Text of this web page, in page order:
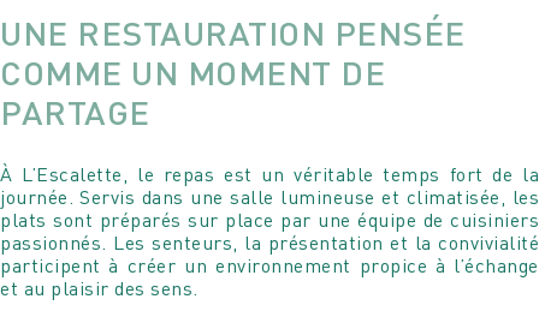
UNE RESTAURATION PENSÉE
COMME UN MOMENT DE
PARTAGE
À L’Escalette, le repas est un véritable temps fort de la
journée. Servis dans une salle lumineuse et climatisée, les
plats sont préparés sur place par une équipe de cuisiniers
passionnés. Les senteurs, la présentation et la convivialité
participent à créer un environnement propice à l’échange
et au plaisir des sens.